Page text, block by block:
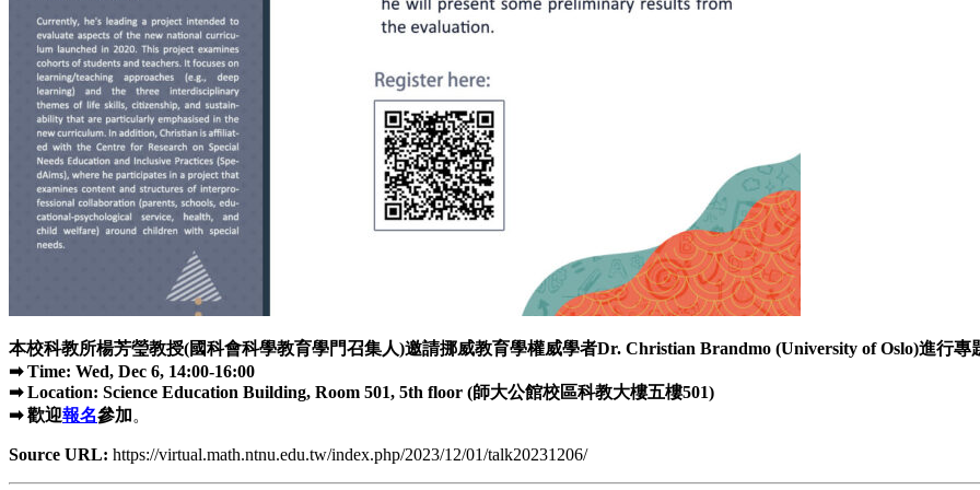
本校科教所楊芳瑩教授(國科會科學教育學門召集人)邀請挪威教育學權威學者Dr. Christian Brandmo (University of Oslo)進行專
➡ Time: Wed, Dec 6, 14:00-16:00
➡ Location: Science Education Building, Room 501, 5th floor (師大公館校區科教大樓五樓501)
➡ 歡迎報名參加。
Source URL: https://virtual.math.ntnu.edu.tw/index.php/2023/12/01/talk20231206/